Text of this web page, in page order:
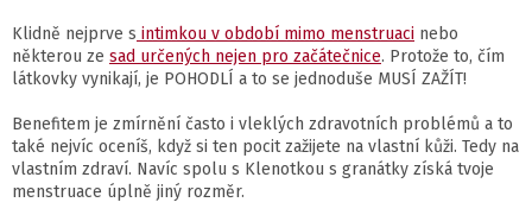
Klidně nejprve s intimkou v období mimo menstruaci nebo
některou ze sad určených nejen pro začátečnice. Protože to, čím
látkovky vynikají, je POHODLÍ a to se jednoduše MUSÍ ZAŽÍT!
Benefitem je zmírnění často i vleklých zdravotních problémů a to
také nejvíc oceníš, když si ten pocit zažijete na vlastní kůži. Tedy na
vlastním zdraví. Navíc spolu s Klenotkou s granátky získá tvoje
menstruace úplně jiný rozměr.